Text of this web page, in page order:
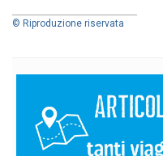
© Riproduzione riservata